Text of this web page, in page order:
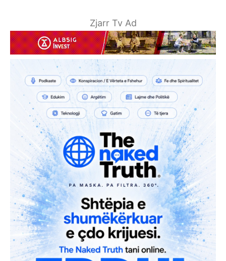
Zjarr Tv Ad